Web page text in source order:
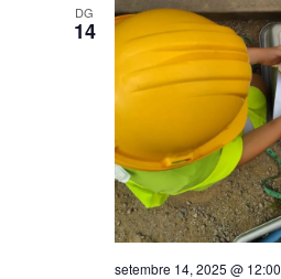
DG
14
setembre 14, 2025 @ 12:00